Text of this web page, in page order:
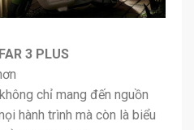
3 PLUS
chỉ mang đến nguồn
hành trình mà còn là biểu